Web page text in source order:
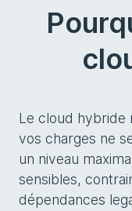
Le cloud hybride
vos charges ne
un niveau
sensibles,
dépendances